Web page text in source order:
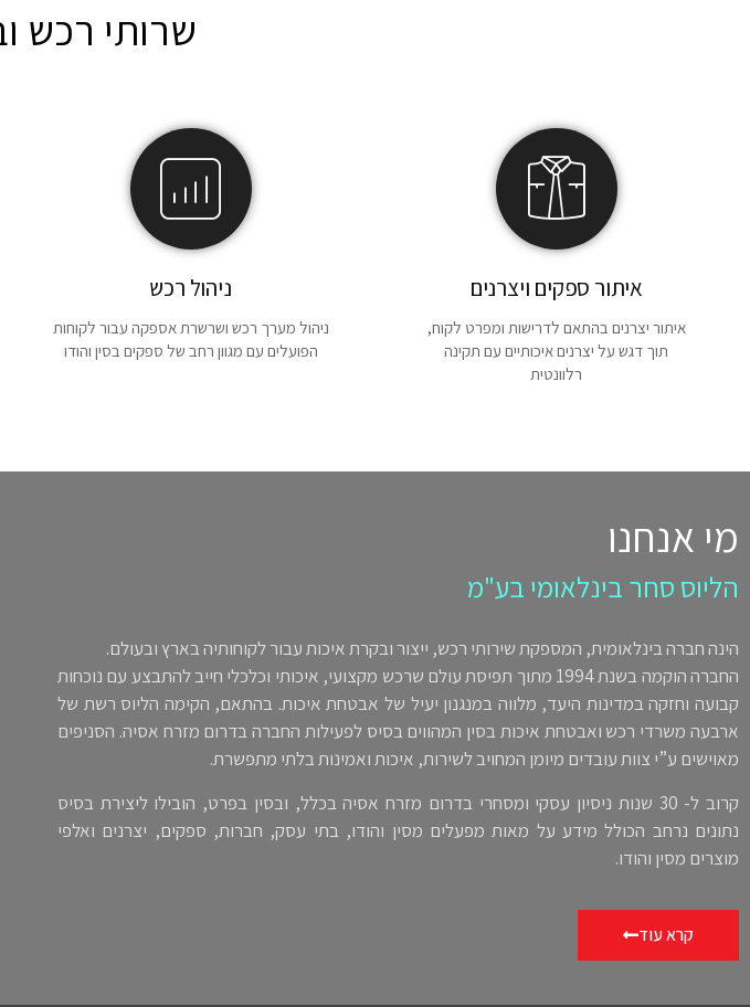
שרותי רכש
איתור ספקים ויצרנים
איתור יצרנים בהתאם לדרישות ומפרט לקוח,
תוך דגש על יצרנים איכותיים עם תקינה
רלוונטית
ניהול רכש
ניהול מערך רכש ושרשרת אספקה עבור לקוחות
הפועלים עם מגוון רחב של ספקים בסין והודו
מי אנחנו
הליוס סחר בינלאומי בע"מ
הינה חברה בינלאומית, המספקת שירותי רכש, ייצור ובקרת איכות עבור לקוחותיה בארץ ובעולם.
החברה הוקמה בשנת 1994 מתוך תפיסת עולם שרכש מקצועי, איכותי וכלכלי חייב להתבצע עם נוכחות
קבועה וחזקה במדינות היעד, מלווה במנגנון יעיל של אבטחת איכות. בהתאם, הקימה הליוס רשת של
ארבעה משרדי רכש ואבטחת איכות בסין המהווים בסיס לפעילות החברה בדרום מזרח אסיה. הסניפים
מאוישים ע”י צוות עובדים מיומן המחויב לשירות, איכות ואמינות בלתי מתפשרת.
קרוב ל- 30 שנות ניסיון עסקי ומסחרי בדרום מזרח אסיה בכלל, ובסין בפרט, הובילו ליצירת בסיס
נתונים נרחב הכולל מידע על מאות מפעלים מסין והודו, בתי עסק, חברות, ספקים, יצרנים ואלפי
מוצרים מסין והודו.
קרא עוד